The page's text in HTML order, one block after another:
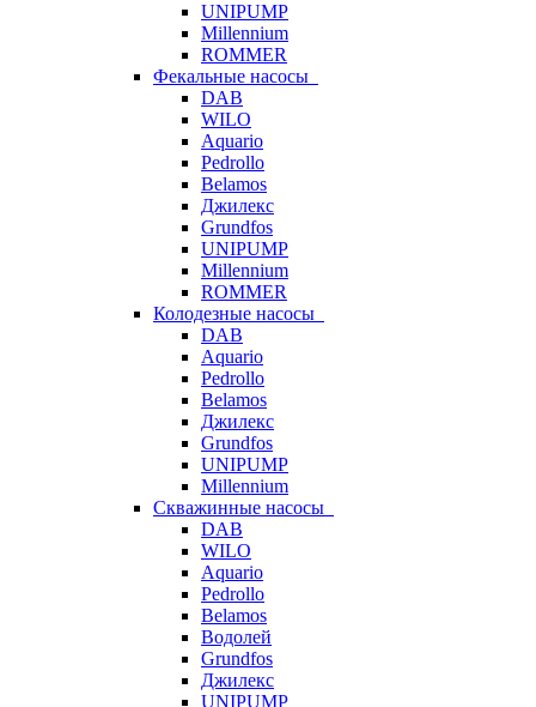
UNIPUMP
Millennium
ROMMER
Фекальные насосы
DAB
WILO
Aquario
Pedrollo
Belamos
Джилекс
Grundfos
UNIPUMP
Millennium
ROMMER
Колодезные насосы
DAB
Aquario
Pedrollo
Belamos
Джилекс
Grundfos
UNIPUMP
Millennium
Скважинные насосы
DAB
WILO
Aquario
Pedrollo
Belamos
Водолей
Grundfos
Джилекс
UNIPUMP